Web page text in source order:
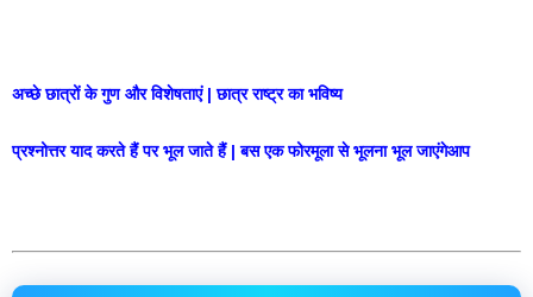
अच्छे छात्रों के गुण और विशेषताएं | छात्र राष्ट्र का भविष्य
प्रश्नोत्तर याद करते हैं पर भूल जाते हैं | बस एक फोरमूला से भूलना भूल जाएंगेआप